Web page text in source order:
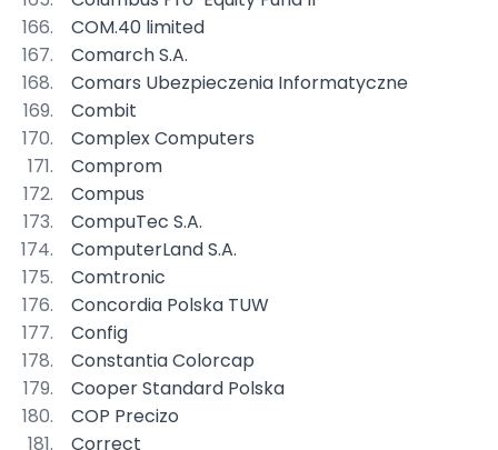
COM.40 limited
Comarch S.A.
Comars Ubezpieczenia Informatyczne
Combit
Complex Computers
Comprom
Compus
CompuTec S.A.
ComputerLand S.A.
Comtronic
Concordia Polska TUW
Config
Constantia Colorcap
Cooper Standard Polska
COP Precizo
Correct